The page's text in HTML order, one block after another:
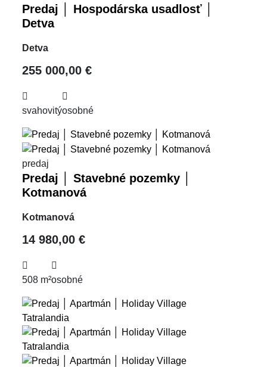
Predaj │ Hospodárska usadlosť │
Detva
Detva
255 000,00 €
svahovitýosobné
predaj
Predaj │ Stavebné pozemky │
Kotmanová
Kotmanová
14 980,00 €
508 m²osobné